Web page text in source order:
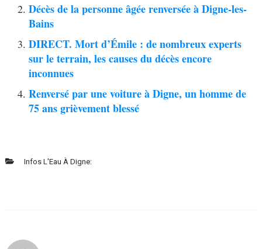
Décès de la personne âgée renversée à Digne-les-
Bains
DIRECT. Mort d’Émile : de nombreux experts
sur le terrain, les causes du décès encore
inconnues
Renversé par une voiture à Digne, un homme de
75 ans grièvement blessé
Infos L'Eau À Digne: